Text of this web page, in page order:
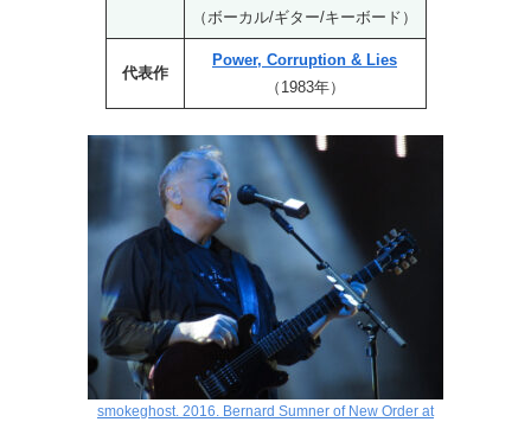
（ボーカル/ギター/キーボード）
代表作
Power, Corruption & Lies
（1983年）
smokeghost. 2016. Bernard Sumner of New Order at